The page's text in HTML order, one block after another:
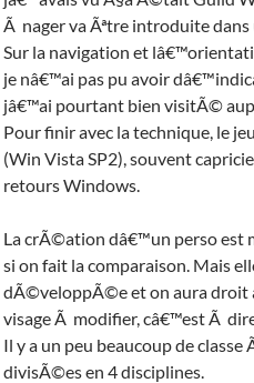
Ã nager va Ãªtre introduite
Sur la navigation et
je nâ€™ai pas pu avoir
jâ€™ai pourtant bien visitÃ©
Pour finir avec la technique, le
(Win Vista SP2), souvent
retours Windows.
La crÃ©ation dâ€™un perso est
si on fait la comparaison. Mais
dÃ©veloppÃ©e et on aura droit
visage Ã modifier, câ€™est Ã
Il y a un peu beaucoup de
divisÃ©es en 4 disciplines.